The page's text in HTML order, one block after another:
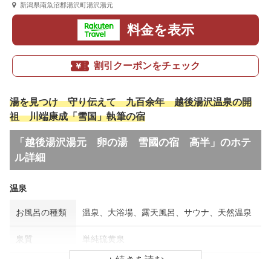
新潟県南魚沼郡湯沢町湯沢湯元
料金を表示
割引クーポンをチェック
湯を見つけ 守り伝えて 九百余年 越後湯沢温泉の開
祖 川端康成「雪国」執筆の宿
「越後湯沢湯元 卵の湯 雪國の宿 高半」のホテ
ル詳細
温泉
お風呂の種類 温泉、大浴場、露天風呂、サウナ、天然温泉
泉質 単純硫黄泉